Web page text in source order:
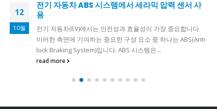
12
10월
전기 자동차 ABS 시스템에서 세라믹 압력 센서 사
용
전기 자동차(EV)에서는 안전성과 효율성이 가장 중요합니다.
이러한 측면에 기여하는 중요한 구성 요소 중 하나는 ABS(Anti-
lock Braking System)입니다. ABS 시스템은...
read more